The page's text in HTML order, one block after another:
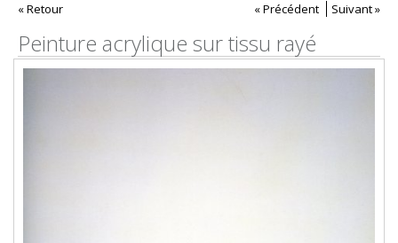
« Retour « Précédent Suivant »
Peinture acrylique sur tissu rayé